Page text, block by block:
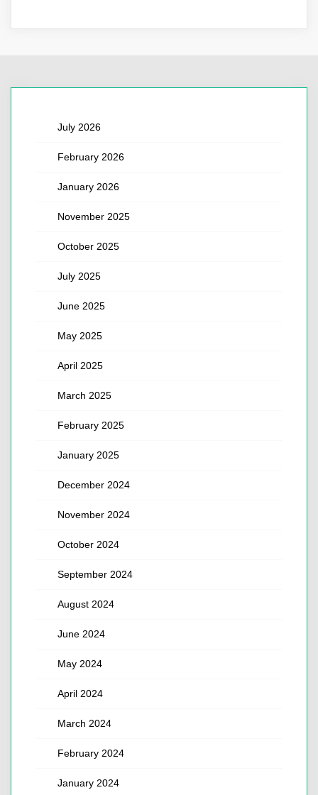
July 2026
February 2026
January 2026
November 2025
October 2025
July 2025
June 2025
May 2025
April 2025
March 2025
February 2025
January 2025
December 2024
November 2024
October 2024
September 2024
August 2024
June 2024
May 2024
April 2024
March 2024
February 2024
January 2024